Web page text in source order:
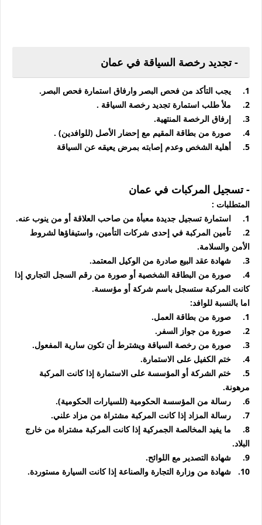
- تجديد رخصة السياقة في عمان
1.
يجب التأكد من فحص البصر وارفاق استمارة فحص البصر.
2.
ملأ طلب استمارة تجديد رخصة السياقة .
3.
إرفاق الرخصة المنتهية.
4.
صورة من بطاقة المقيم مع إحضار الأصل (للوافدين) .
5.
أهلية الشخص وعدم إصابته بمرض يعيقه عن السياقة
- تسجيل المركبات في عمان
المتطلبات :
1.
استمارة تسجيل جديدة معبأة من صاحب العلاقة أو من ينوب عنه.
2.
تأمين المركبة في إحدى شركات التأمين، واستيفاؤها لشروط
الأمن والسلامة.
3.
شهادة عقد البيع صادرة من الوكيل المعتمد.
4.
صورة من البطاقة الشخصية أو صورة من رقم السجل التجاري إذا
كانت المركبة ستسجل باسم شركة أو مؤسسة.
اما بالنسبة للوافد:
1.
صورة من بطاقة العمل.
2.
صورة من جواز السفر.
3.
صورة من رخصة السياقة ويشترط أن تكون سارية المفعول.
4.
ختم الكفيل على الاستمارة.
5.
ختم الشركة أو المؤسسة على الاستمارة إذا كانت المركبة
مرهونة.
6.
رسالة من المؤسسة الحكومية (للسيارات الحكومية).
7.
رسالة المزاد إذا كانت المركبة مشتراة من مزاد علني.
8.
ما يفيد المخالصة الجمركية إذا كانت المركبة مشتراة من خارج
البلاد.
9.
شهادة التصدير مع اللوائح.
10.
شهادة من وزارة التجارة والصناعة إذا كانت السيارة مستوردة.